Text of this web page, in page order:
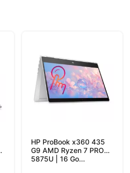
HP ProBook x360 435
G9 AMD Ryzen 7 PRO
5875U | 16 Go...